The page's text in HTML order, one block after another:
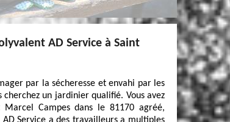
AD Service à Saint
par la sécheresse et envahi par les
cherchez un jardinier qualifié. Vous avez
Campes dans le 81170 agréé,